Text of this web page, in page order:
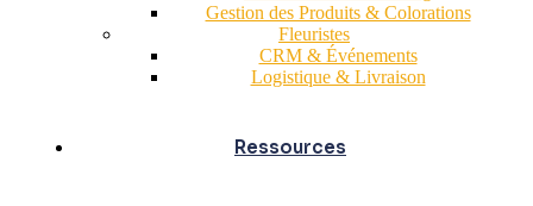
Gestion des Produits & Colorations
Fleuristes
CRM & Événements
Logistique & Livraison
Ressources